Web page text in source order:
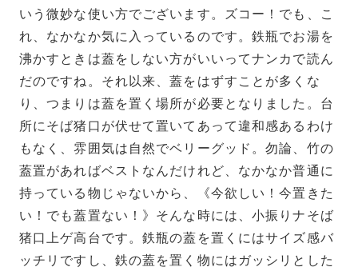
いう微妙な使い方でございます。ズコー！でも、こ
れ、なかなか気に入っているのです。鉄瓶でお湯を
沸かすときは蓋をしない方がいいってナンカで読ん
だのですね。それ以来、蓋をはずすことが多くな
り、つまりは蓋を置く場所が必要となりました。台
所にそば猪口が伏せて置いてあって違和感あるわけ
もなく、雰囲気は自然でベリーグッド。勿論、竹の
蓋置があればベストなんだけれど、なかなか普通に
持っている物じゃないから、《今欲しい！今置きた
い！でも蓋置ない！》そんな時には、小振りナそば
猪口上ゲ高台です。鉄瓶の蓋を置くにはサイズ感バ
ッチリですし、鉄の蓋を置く物にはガッシリとした